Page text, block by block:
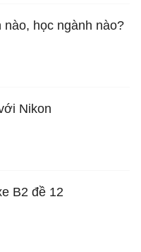
nào, học ngành nào?
Nikon
B2 đề 12